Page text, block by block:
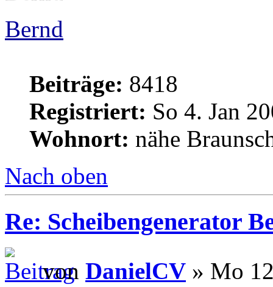
Bernd
Beiträge: 8418
Registriert: So 4. Jan
Wohnort: nähe
Nach oben
Re: Scheibengenerator
von DanielCV » Mo